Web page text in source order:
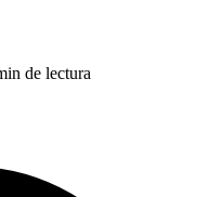
de lectura